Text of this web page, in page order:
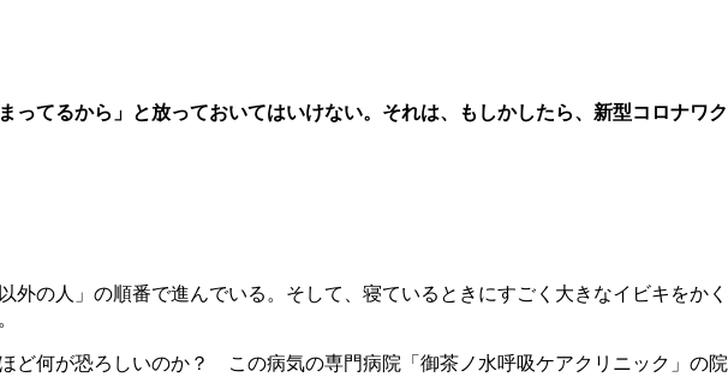
てるから」と放っておいてはいけない。それは、もしかしたら、新型コロナワク
の人」の順番で進んでいる。そして、寝ているときにすごく大きなイビキをかく
ど何が恐ろしいのか？ この病気の専門病院「御茶ノ水呼吸ケアクリニック」の院